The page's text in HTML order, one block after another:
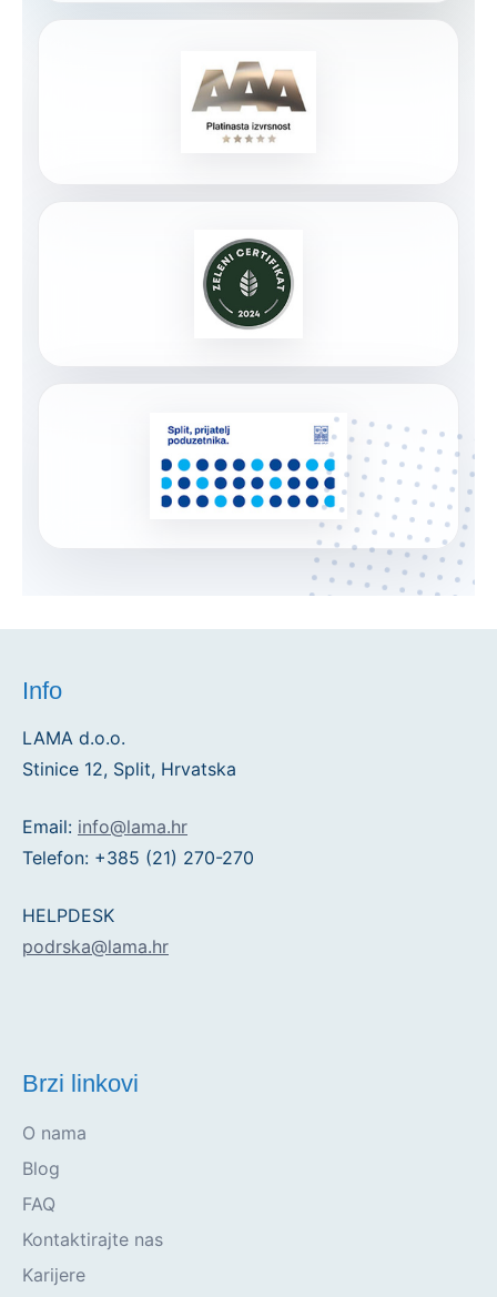
Info
LAMA d.o.o.
Stinice 12, Split, Hrvatska
Email: info@lama.hr
Telefon: +385 (21) 270-270
HELPDESK
podrska@lama.hr
Brzi linkovi
O nama
Blog
FAQ
Kontaktirajte nas
Karijere